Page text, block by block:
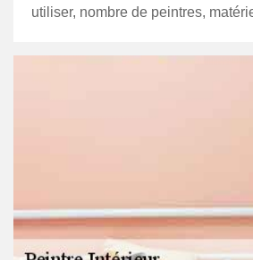
utiliser, nombre de peintres,